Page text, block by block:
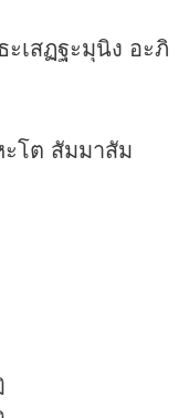
เสฏฐะมุนิง อะภิ
โต สัมมาสัม